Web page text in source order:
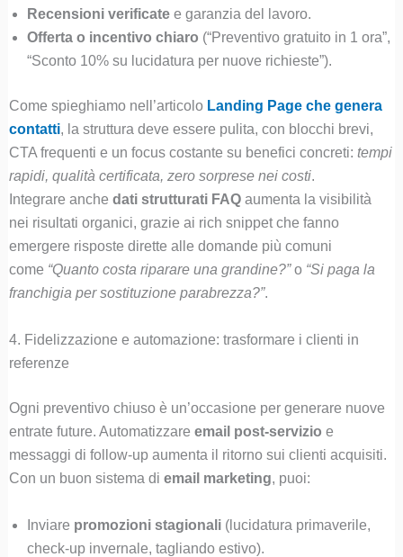
Recensioni verificatee garanzia del lavoro.
Offerta o incentivo chiaro (“Preventivo gratuito in 1 ora”,
“Sconto 10% su lucidatura per nuove richieste”).
Come spieghiamo nell’articolo Landing Page che genera
contatti, la struttura deve essere pulita, con blocchi brevi,
CTA frequenti e un focus costante su benefici concreti: tempi
rapidi, qualità certificata, zero sorprese nei costi.
Integrare anche dati strutturati FAQaumenta la visibilità
nei risultati organici, grazie ai rich snippet che fanno
emergere risposte dirette alle domande più comuni
come “Quanto costa riparare una grandine?”o “Si paga la
franchigia per sostituzione parabrezza?”.
4. Fidelizzazione e automazione: trasformare i clienti in
referenze
Ogni preventivo chiuso è un’occasione per generare nuove
entrate future. Automatizzare email post-servizio e
messaggi di follow-up aumenta il ritorno sui clienti acquisiti.
Con un buon sistema di email marketing, puoi:
Inviare promozioni stagionali(lucidatura primaverile,
check-up invernale, tagliando estivo).